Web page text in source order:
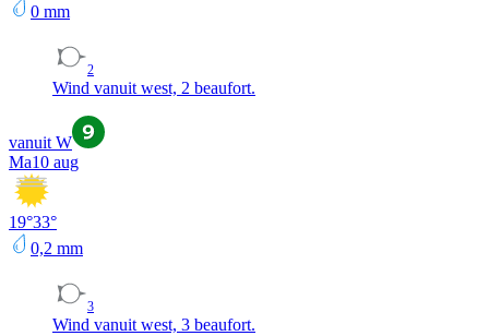
0 mm
2
Wind vanuit west, 2 beaufort.
vanuit W
Ma10 aug
19°33°
0,2 mm
3
Wind vanuit west, 3 beaufort.